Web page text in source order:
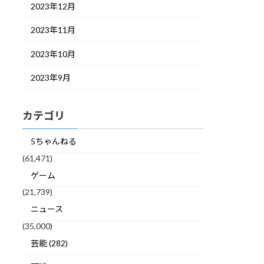
2023年12月
2023年11月
2023年10月
2023年9月
カテゴリ
5ちゃんねる
(61,471)
ゲーム
(21,739)
ニュース
(35,000)
芸能 (282)